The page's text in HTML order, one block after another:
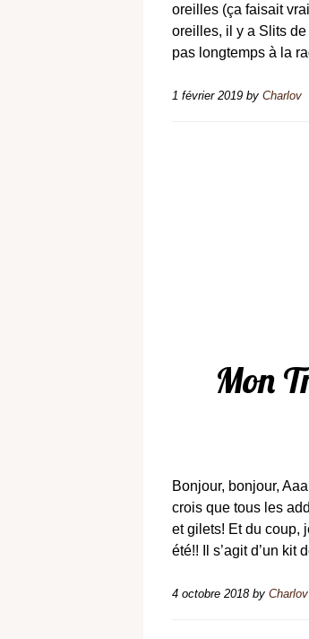
oreilles (ça faisait
oreilles, il y a Slits de
pas longtemps à la
1 février 2019 by Charlov
Mon
Bonjour, bonjour,
crois que tous les
et gilets! Et du coup,
été!! Il s’agit d’un kit
4 octobre 2018by Charlov